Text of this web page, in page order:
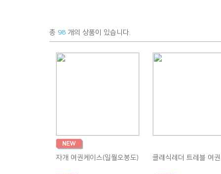
총 98 개의 상품이 있습니다.
자개 여권케이스(일월오봉도) 클래식레더 트레블 여